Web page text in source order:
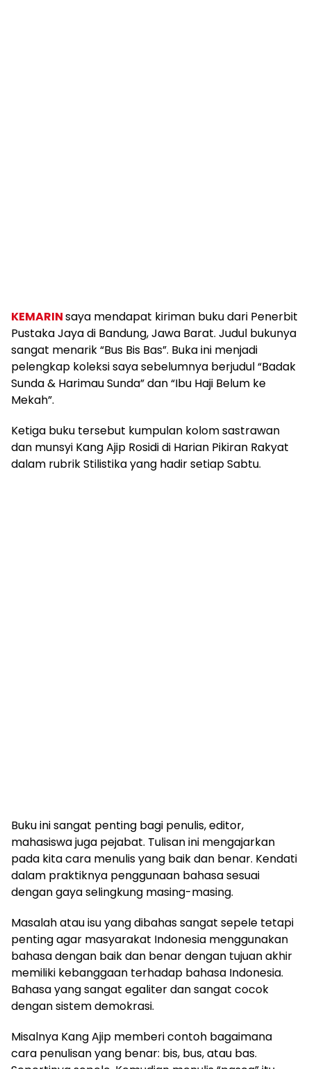
KEMARINsaya mendapat kiriman buku dari Penerbit
Pustaka Jaya di Bandung, Jawa Barat. Judul bukunya
sangat menarik “Bus Bis Bas”. Buka ini menjadi
pelengkap koleksi saya sebelumnya berjudul “Badak
Sunda & Harimau Sunda” dan “Ibu Haji Belum ke
Mekah”.
Ketiga buku tersebut kumpulan kolom sastrawan
dan munsyi Kang Ajip Rosidi di Harian Pikiran Rakyat
dalam rubrik Stilistika yang hadir setiap Sabtu.
Buku ini sangat penting bagi penulis, editor,
mahasiswa juga pejabat. Tulisan ini mengajarkan
pada kita cara menulis yang baik dan benar. Kendati
dalam praktiknya penggunaan bahasa sesuai
dengan gaya selingkung masing-masing.
Masalah atau isu yang dibahas sangat sepele tetapi
penting agar masyarakat Indonesia menggunakan
bahasa dengan baik dan benar dengan tujuan akhir
memiliki kebanggaan terhadap bahasa Indonesia.
Bahasa yang sangat egaliter dan sangat cocok
dengan sistem demokrasi.
Misalnya Kang Ajip memberi contoh bagaimana
cara penulisan yang benar: bis, bus, atau bas.